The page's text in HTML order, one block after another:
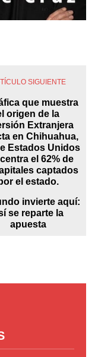
SIGUIENTE
invierte aquí:
se reparte la
apuesta